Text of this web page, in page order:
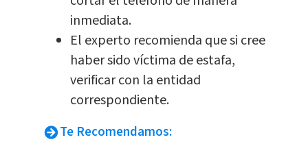
inmediata.
El experto recomienda que si cree
haber sido víctima de estafa,
verificar con la entidad
correspondiente.
Te Recomendamos: